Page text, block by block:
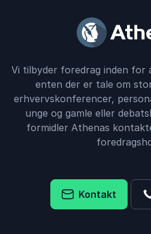
Vi tilbyder foredrag inden for
enten der er tale om
erhvervskonferencer,
unge og gamle eller
formidler Athenas
Kontakt